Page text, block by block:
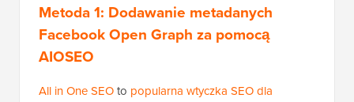
Metoda 1: Dodawanie metadanych
Facebook Open Graph za pomocą
AIOSEO
All in One SEOto popularna wtyczka SEO dla